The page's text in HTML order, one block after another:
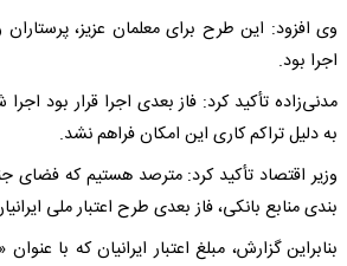
وی افزود: این طرح برای معلمان عزیز،
اجرا بود.
مدنی‌زاده تأکید کرد: فاز بعدی اجرا قرار بود
به دلیل تراکم کاری این امکان فراهم نشد.
وزیر اقتصاد تأکید کرد: مترصد هستیم که فضای
بندی منابع بانکی، فاز بعدی طرح اعتبار ملی